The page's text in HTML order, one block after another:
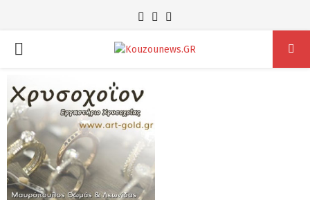
Facebook
Instagram
PRIMARY
MENU